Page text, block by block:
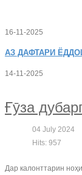
16-11-2025
АЗ ДАФТАРИ
14-11-2025
Ғӯза
04 July 2024
Hits: 957
Дар калонттарин